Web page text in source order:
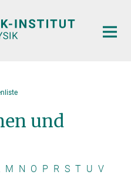
und
M N O P R S T U V